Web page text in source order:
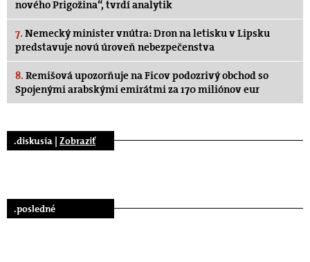
nového Prigožina“, tvrdí analytik
7. Nemecký minister vnútra: Dron na letisku v Lipsku
predstavuje novú úroveň nebezpečenstva
8. Remišová upozorňuje na Ficov podozrivý obchod so
Spojenými arabskými emirátmi za 170 miliónov eur
.diskusia | Zobraziť
.posledné